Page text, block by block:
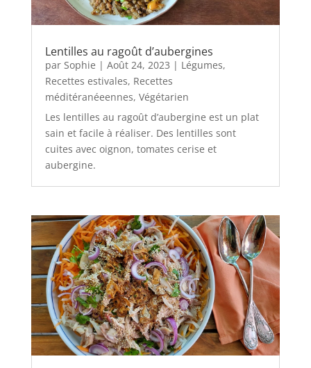
Lentilles au ragoût d’aubergines
par Sophie | Août 24, 2023 | Légumes,
Recettes estivales, Recettes
méditéranéeennes, Végétarien
Les lentilles au ragoût d’aubergine est un plat
sain et facile à réaliser. Des lentilles sont
cuites avec oignon, tomates cerise et
aubergine.